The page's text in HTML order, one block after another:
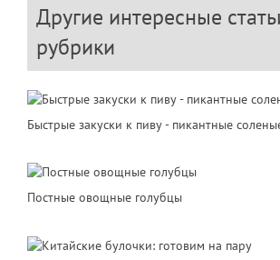
Другие интересные
рубрики
Быстрые закуски к пиву - пикантные
Постные овощные голубцы